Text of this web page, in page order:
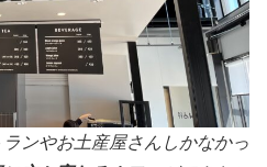
ンやお土産屋さんしかなかっ